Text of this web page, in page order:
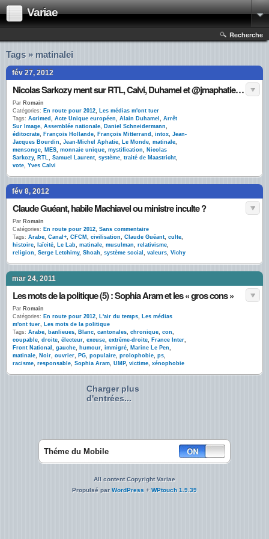
Variae
Recherche
Tags » matinalei
fév 27, 2012
Nicolas Sarkozy ment sur RTL, Calvi, Duhamel et @jmaphatie laissent dire
Par Romain
Catégories: En route pour 2012, Les médias m'ont tuer
Tags: Acrimed , Acte Unique européen, Alain Duhamel , Arrêt
Sur Image, Assemblée nationale, Daniel Schneidermann,
éditocrate, François Hollande, François Mitterrand , intox, Jean-
Jacques Bourdin, Jean-Michel Aphatie, Le Monde, matinale,
mensonge, MES, monnaie unique, mystification, Nicolas
Sarkozy, RTL, Samuel Laurent, système, traité de Maastricht,
vote, Yves Calvi
fév 8, 2012
Claude Guéant, habile Machiavel ou ministre inculte ?
Par Romain
Catégories: En route pour 2012, Sans commentaire
Tags: Arabe, Canal+, CFCM , civilisation, Claude Guéant, culte,
histoire, laïcité, Le Lab, matinale, musulman, relativisme,
religion, Serge Letchimy, Shoah, système social , valeurs, Vichy
mar 24, 2011
Les mots de la politique (5) : Sophia Aram et les « gros cons »
Par Romain
Catégories: En route pour 2012, L'air du temps, Les médias
m'ont tuer, Les mots de la politique
Tags: Arabe, banlieues, Blanc, cantonales, chronique, con,
coupable, droite, électeur, excuse, extrême-droite, France Inter,
Front National , gauche, humour, immigré, Marine Le Pen,
matinale, Noir, ouvrier, PG, populaire, prolophobie, ps,
racisme, responsable, Sophia Aram, UMP, victime, xénophobie
Charger plus
d'entrées...
Théme du Mobile
All content Copyright Variae
Propulsé parWordPress + WPtouch 1.9.39